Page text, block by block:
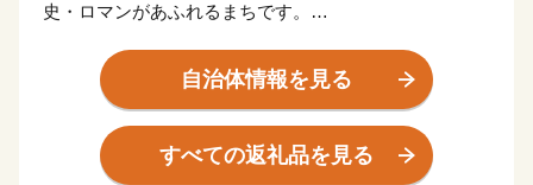
史・ロマンがあふれるまちです。
このすばらしい“ふるさと”を“未来”へつなぎ、すべての
人が健康で笑顔にあふれ、いきいきと暮らせるまちを創
りたい。こんな夢を実現するために、市民と行政が一体
となったまちづくりを推進しています。
自治体情報を見る
すべての返礼品を見る